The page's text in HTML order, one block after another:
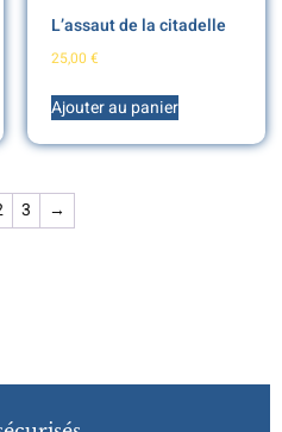
L’assaut de la citadelle
25,00 €
Ajouter au panier
3 →